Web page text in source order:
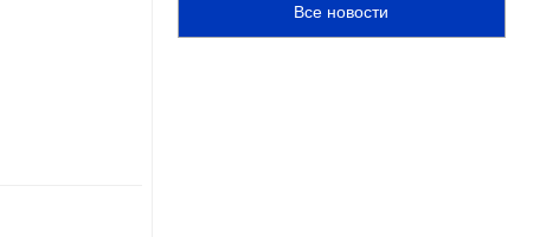
Все новости